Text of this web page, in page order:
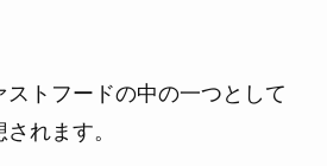
トフードの中の一つとして
れます。